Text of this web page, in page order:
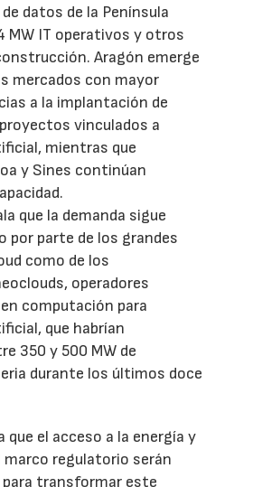
datos de la Península
MW IT operativos y otros
Aragón emerge
mercados con mayor
a la implantación de
vinculados a
mientras que
y Sines continúan
que la demanda sigue
por parte de los grandes
como de los
operadores
computación para
que habrían
350 y 500 MW de
durante los últimos doce
que el acceso a la energía y
marco regulatorio serán
transformar este